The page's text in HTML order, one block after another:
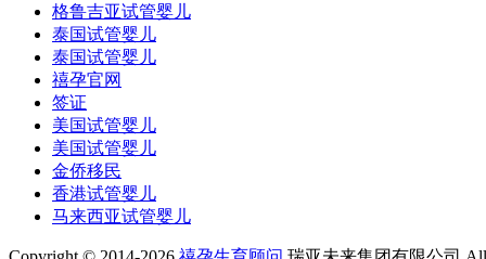
格鲁吉亚试管婴儿
泰国试管婴儿
泰国试管婴儿
禧孕官网
签证
美国试管婴儿
美国试管婴儿
金侨移民
香港试管婴儿
马来西亚试管婴儿